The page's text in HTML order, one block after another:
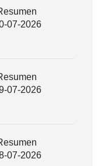
07-2026
07-2026
07-2026